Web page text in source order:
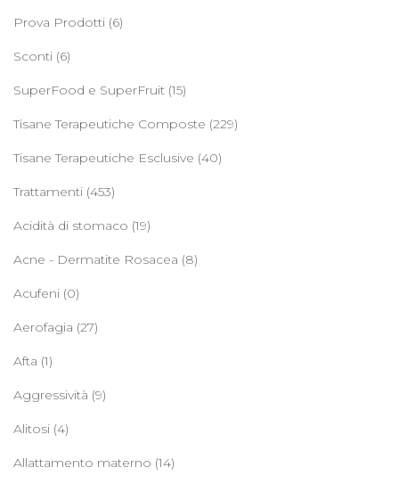
Prova Prodotti (6)
Sconti (6)
SuperFood e SuperFruit (15)
Tisane Terapeutiche Composte (229)
Tisane Terapeutiche Esclusive (40)
Trattamenti (453)
Acidità di stomaco (19)
Acne - Dermatite Rosacea (8)
Acufeni (0)
Aerofagia (27)
Afta (1)
Aggressività (9)
Alitosi (4)
Allattamento materno (14)